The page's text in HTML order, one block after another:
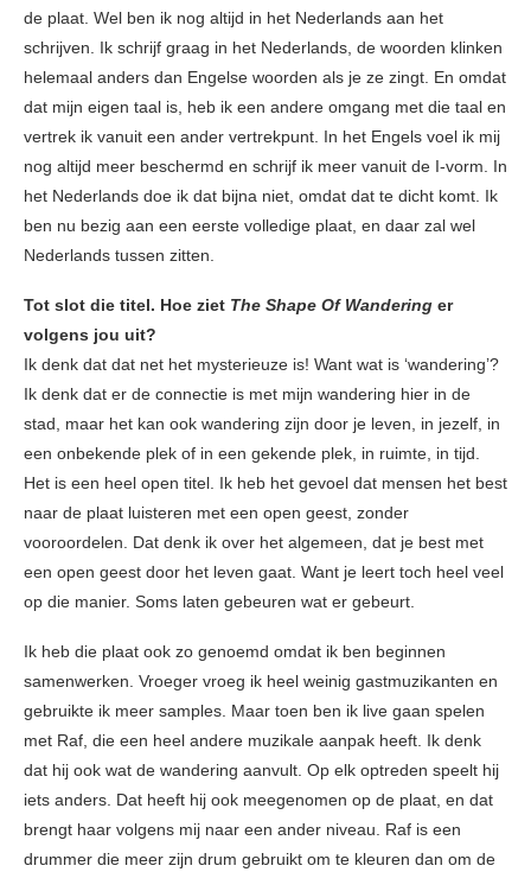
de plaat. Wel ben ik nog altijd in het Nederlands aan het
schrijven. Ik schrijf graag in het Nederlands, de woorden klinken
helemaal anders dan Engelse woorden als je ze zingt. En omdat
dat mijn eigen taal is, heb ik een andere omgang met die taal en
vertrek ik vanuit een ander vertrekpunt. In het Engels voel ik mij
nog altijd meer beschermd en schrijf ik meer vanuit de I-vorm. In
het Nederlands doe ik dat bijna niet, omdat dat te dicht komt. Ik
ben nu bezig aan een eerste volledige plaat, en daar zal wel
Nederlands tussen zitten.
Tot slot die titel. Hoe ziet The Shape Of Wandering er
volgens jou uit?
Ik denk dat dat net het mysterieuze is! Want wat is ‘wandering’?
Ik denk dat er de connectie is met mijn wandering hier in de
stad, maar het kan ook wandering zijn door je leven, in jezelf, in
een onbekende plek of in een gekende plek, in ruimte, in tijd.
Het is een heel open titel. Ik heb het gevoel dat mensen het best
naar de plaat luisteren met een open geest, zonder
vooroordelen. Dat denk ik over het algemeen, dat je best met
een open geest door het leven gaat. Want je leert toch heel veel
op die manier. Soms laten gebeuren wat er gebeurt.
Ik heb die plaat ook zo genoemd omdat ik ben beginnen
samenwerken. Vroeger vroeg ik heel weinig gastmuzikanten en
gebruikte ik meer samples. Maar toen ben ik live gaan spelen
met Raf, die een heel andere muzikale aanpak heeft. Ik denk
dat hij ook wat de wandering aanvult. Op elk optreden speelt hij
iets anders. Dat heeft hij ook meegenomen op de plaat, en dat
brengt haar volgens mij naar een ander niveau. Raf is een
drummer die meer zijn drum gebruikt om te kleuren dan om de